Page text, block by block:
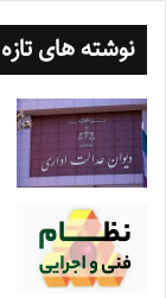
نوشته های تازه